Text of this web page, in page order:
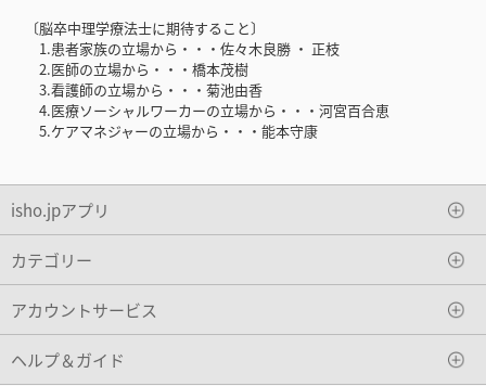
〔脳卒中理学療法士に期待すること〕
1.患者家族の立場から・・・佐々木良勝 ・ 正枝
2.医師の立場から・・・橋本茂樹
3.看護師の立場から・・・菊池由香
4.医療ソーシャルワーカーの立場から・・・河宮百合恵
5.ケアマネジャーの立場から・・・能本守康
isho.jpアプリ
カテゴリー
アカウントサービス
ヘルプ＆ガイド